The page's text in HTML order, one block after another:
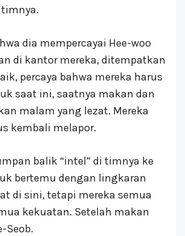
dia mempercayai Hee-woo
di kantor mereka, ditempatkan
percaya bahwa mereka harus
saat ini, saatnya makan dan
malam yang lezat. Mereka
kembali melapor.
balik “intel” di timnya ke
bertemu dengan lingkaran
di sini, tetapi mereka semua
kekuatan. Setelah makan
Seob.